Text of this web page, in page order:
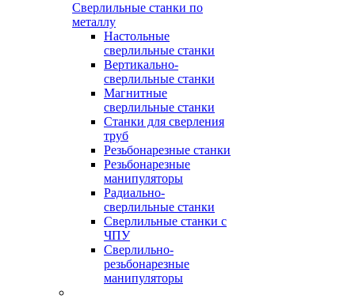
Сверлильные станки по
металлу
Настольные
сверлильные станки
Вертикально-
сверлильные станки
Магнитные
сверлильные станки
Станки для сверления
труб
Резьбонарезные станки
Резьбонарезные
манипуляторы
Радиально-
сверлильные станки
Сверлильные станки с
ЧПУ
Сверлильно-
резьбонарезные
манипуляторы